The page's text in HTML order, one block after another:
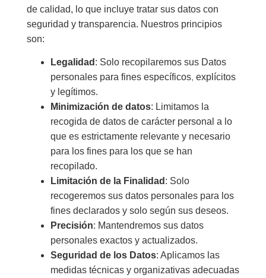
de calidad, lo que incluye tratar sus datos con
seguridad y transparencia. Nuestros principios
son:
Legalidad : Solo recopilaremos sus Datos
personales para fines específicos, explícitos
y legítimos.
Minimización de datos: Limitamos la
recogida de datos de carácter personal a lo
que es estrictamente relevante y necesario
para los fines para los que se han
recopilado.
Limitación de la Finalidad : Solo
recogeremos sus datos personales para los
fines declarados y solo según sus deseos.
Precisión: Mantendremos sus datos
personales exactos y actualizados.
Seguridad de los Datos: Aplicamos las
medidas técnicas y organizativas adecuadas